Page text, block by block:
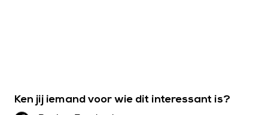
Ken jij iemand voor wie dit interessant is?